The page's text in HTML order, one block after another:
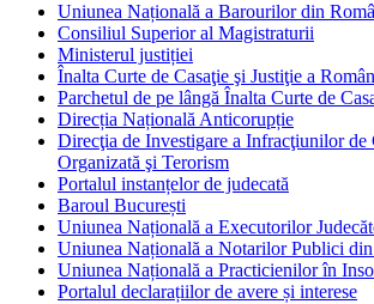
Uniunea Națională a Barourilor din
Consiliul Superior al Magistraturii
Ministerul justiției
Înalta Curte de Casaţie şi Justiţie a
Parchetul de pe lângă Înalta Curte de
Direcția Națională Anticorupție
Direcţia de Investigare a Infracţiunilor de
Organizată şi Terorism
Portalul instanțelor de judecată
Baroul București
Uniunea Națională a Executorilor
Uniunea Națională a Notarilor Publici
Uniunea Națională a Practicienilor în
Portalul declarațiilor de avere și interese